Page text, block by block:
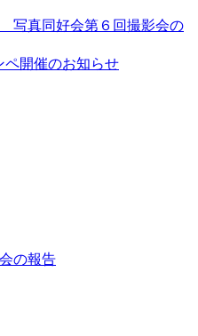
写真同好会第６回撮影会の
ペ開催のお知らせ
の報告